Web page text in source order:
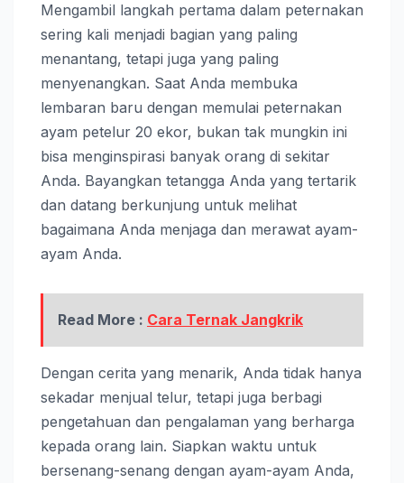
Mengambil langkah pertama dalam peternakan
sering kali menjadi bagian yang paling
menantang, tetapi juga yang paling
menyenangkan. Saat Anda membuka
lembaran baru dengan memulai peternakan
ayam petelur 20 ekor, bukan tak mungkin ini
bisa menginspirasi banyak orang di sekitar
Anda. Bayangkan tetangga Anda yang tertarik
dan datang berkunjung untuk melihat
bagaimana Anda menjaga dan merawat ayam-
ayam Anda.
Read More : Cara Ternak Jangkrik
Dengan cerita yang menarik, Anda tidak hanya
sekadar menjual telur, tetapi juga berbagi
pengetahuan dan pengalaman yang berharga
kepada orang lain. Siapkan waktu untuk
bersenang-senang dengan ayam-ayam Anda,